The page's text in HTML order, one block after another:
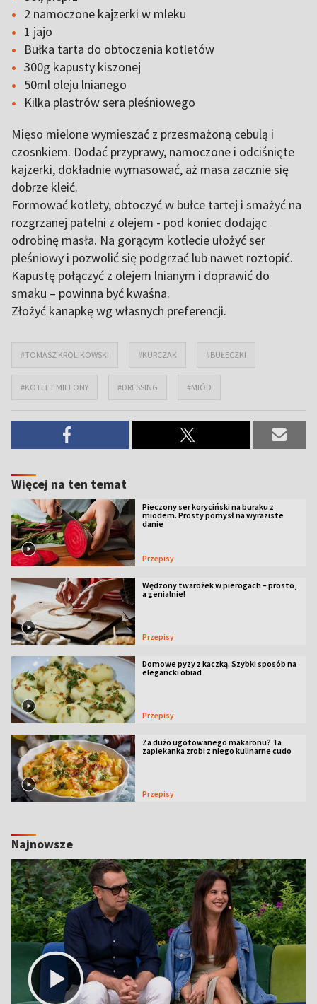
2 namoczone kajzerki w mleku
1 jajo
Bułka tarta do obtoczenia kotletów
300g kapusty kiszonej
50ml oleju lnianego
Kilka plastrów sera pleśniowego
Mięso mielone wymieszać z przesmażoną cebulą i
czosnkiem. Dodać przyprawy, namoczone i odciśnięte
kajzerki, dokładnie wymasować, aż masa zacznie się
dobrze kleić.
Formować kotlety, obtoczyć w bułce tartej i smażyć na
rozgrzanej patelni z olejem - pod koniec dodając
odrobinę masła. Na gorącym kotlecie ułożyć ser
pleśniowy i pozwolić się podgrzać lub nawet roztopić.
Kapustę połączyć z olejem lnianym i doprawić do
smaku – powinna być kwaśna.
Złożyć kanapkę wg własnych preferencji.
#TOMASZ KRÓLIKOWSKI #KURCZAK #BUŁECZKI
#KOTLET MIELONY #DRESSING #MIÓD
Więcej na ten temat
Pieczony ser koryciński na buraku z
miodem. Prosty pomysł na wyraziste
danie
Przepisy
Wędzony twarożek w pierogach – prosto,
a genialnie!
Przepisy
Domowe pyzy z kaczką. Szybki sposób na
elegancki obiad
Przepisy
Za dużo ugotowanego makaronu? Ta
zapiekanka zrobi z niego kulinarne cudo
Przepisy
Najnowsze